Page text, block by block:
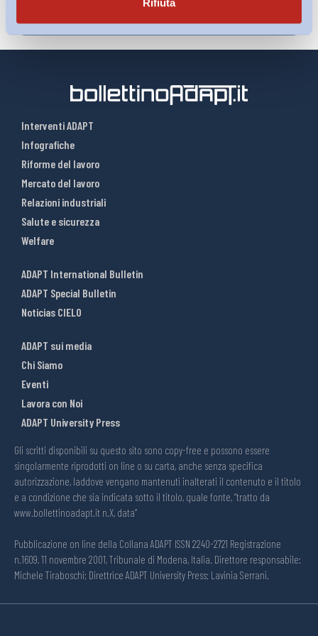
Rifiuta
Interventi ADAPT
Infografiche
Riforme del lavoro
Mercato del lavoro
Relazioni industriali
Salute e sicurezza
Welfare
ADAPT International Bulletin
ADAPT Special Bulletin
Noticias CIELO
ADAPT sui media
Chi Siamo
Eventi
Lavora con Noi
ADAPT University Press
Gli scritti disponibili su questo sito sono copy-free e possono essere
singolarmente riprodotti on line o su carta, anche senza specifica
autorizzazione, laddove vengano mantenuti inalterati il contenuto e il titolo
e a condizione che sia indicata sotto il titolo, quale fonte, “tratto da
www.bollettinoadapt.it n.X, data“
Pubblicazione on line della Collana ADAPT ISSN 2240-2721 Registrazione
n.1609, 11 novembre 2001, Tribunale di Modena, Italia. Direttore responsabile:
Michele Tiraboschi; Direttrice ADAPT University Press: Lavinia Serrani.